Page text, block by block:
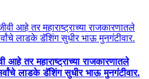
तर महाराष्ट्राच्या राजकारणातले
लाडके डॅशिंग सुधीर भाऊ मुनगंटीवार.